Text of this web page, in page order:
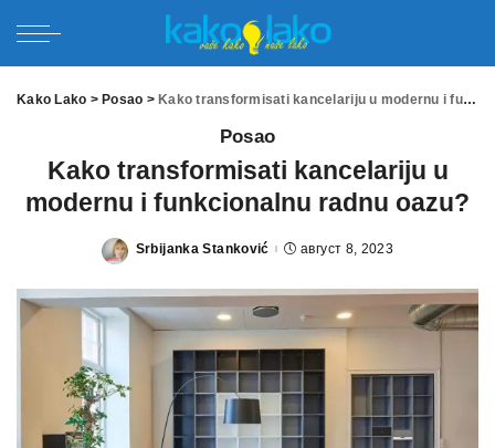
Kako Lako > Posao > Kako transformisati kancelariju u modernu i funkcionalnu radnu oazu?
Posao
Kako transformisati kancelariju u
modernu i funkcionalnu radnu oazu?
Posted
Srbijanka Stanković август 8, 2023